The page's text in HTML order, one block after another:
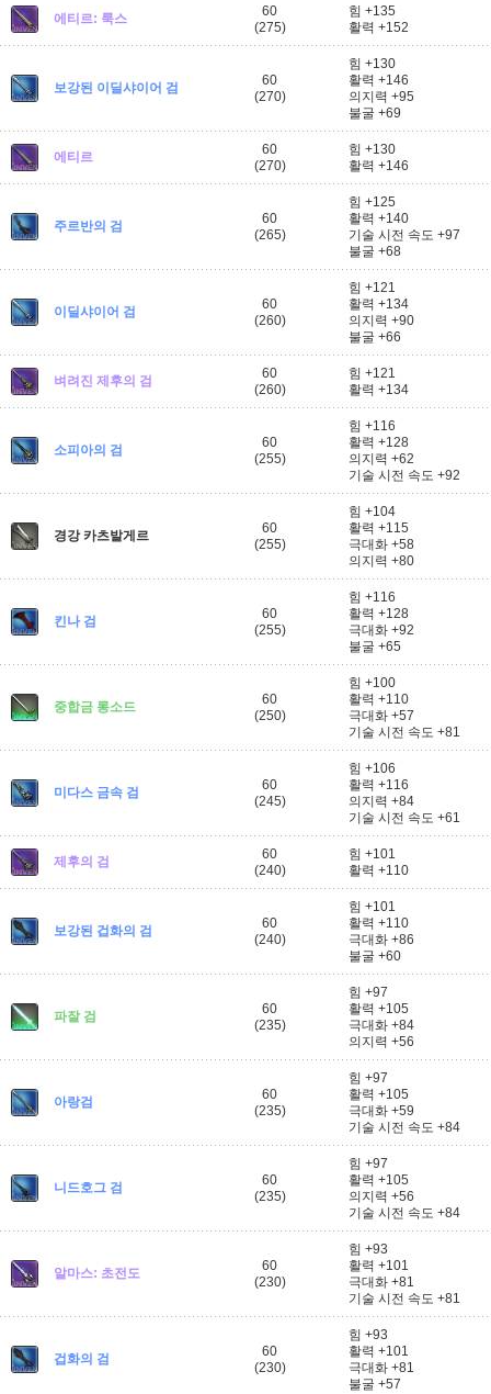
에티르: 룩스
60
(275)
힘 +135
활력 +152
보강된 이딜샤이어 검
60
(270)
힘 +130
활력 +146
의지력 +95
불굴 +69
에티르
60
(270)
힘 +130
활력 +146
주르반의 검
60
(265)
힘 +125
활력 +140
기술 시전 속도 +97
불굴 +68
이딜샤이어 검
60
(260)
힘 +121
활력 +134
의지력 +90
불굴 +66
벼려진 제후의 검
60
(260)
힘 +121
활력 +134
소피아의 검
60
(255)
힘 +116
활력 +128
의지력 +62
기술 시전 속도 +92
경강 카츠발게르
60
(255)
힘 +104
활력 +115
극대화 +58
의지력 +80
킨나 검
60
(255)
힘 +116
활력 +128
극대화 +92
불굴 +65
중합금 롱소드
60
(250)
힘 +100
활력 +110
극대화 +57
기술 시전 속도 +81
미다스 금속 검
60
(245)
힘 +106
활력 +116
의지력 +84
기술 시전 속도 +61
제후의 검
60
(240)
힘 +101
활력 +110
보강된 겁화의 검
60
(240)
힘 +101
활력 +110
극대화 +86
불굴 +60
파잘 검
60
(235)
힘 +97
활력 +105
극대화 +84
의지력 +56
아랑검
60
(235)
힘 +97
활력 +105
극대화 +59
기술 시전 속도 +84
니드호그 검
60
(235)
힘 +97
활력 +105
의지력 +56
기술 시전 속도 +84
알마스: 초전도
60
(230)
힘 +93
활력 +101
극대화 +81
기술 시전 속도 +81
겁화의 검
60
(230)
힘 +93
활력 +101
극대화 +81
불굴 +57